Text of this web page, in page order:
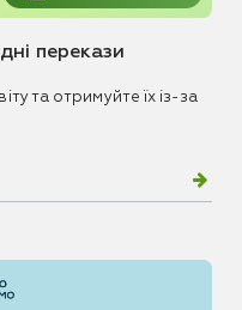
перекази
та отримуйте їх із-за